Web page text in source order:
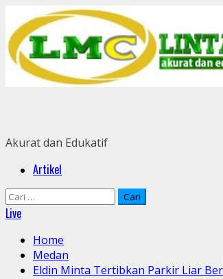
to
content
Akurat dan Edukatif
PrimaryArtikel
Cari
untuk:
Live
Home
Medan
Eldin Minta Tertibkan Parkir Liar